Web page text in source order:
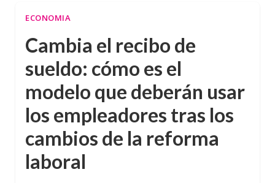
ECONOMIA
Cambia el recibo de
sueldo: cómo es el
modelo que deberán usar
los empleadores tras los
cambios de la reforma
laboral